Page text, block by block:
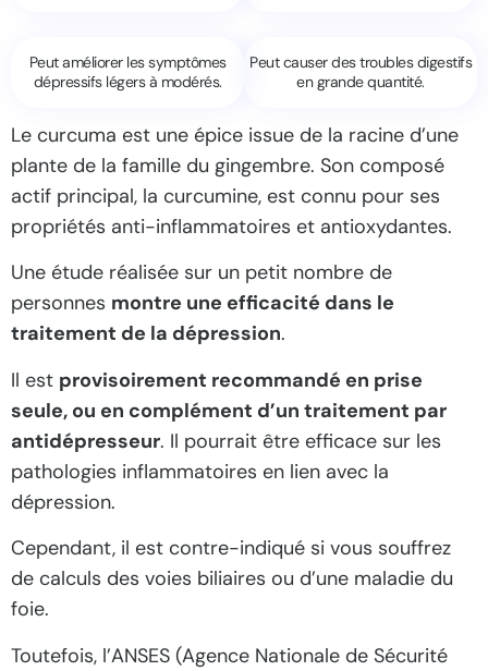
Peut améliorer les symptômes
dépressifs légers à modérés.
Peut causer des troubles digestifs
en grande quantité.
Le curcuma est une épice issue de la racine d’une
plante de la famille du gingembre. Son composé
actif principal, la curcumine, est connu pour ses
propriétés anti-inflammatoires et antioxydantes.
Une étude réalisée sur un petit nombre de
personnes montre une efficacité dans le
traitement de la dépression.
Il est provisoirement recommandé en prise
seule, ou en complément d’un traitement par
antidépresseur. Il pourrait être efficace sur les
pathologies inflammatoires en lien avec la
dépression.
Cependant, il est contre-indiqué si vous souffrez
de calculs des voies biliaires ou d’une maladie du
foie.
Toutefois, l’ANSES (Agence Nationale de Sécurité